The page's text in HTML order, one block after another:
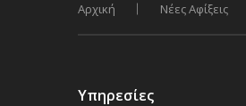
Αρχική Νέες Αφίξεις
Υπηρεσίες